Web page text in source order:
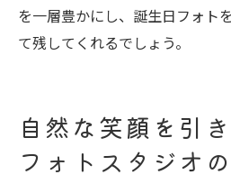
を一層豊かにし、誕生日フォト
て残してくれるでしょう。
自然な笑顔を引
フォトスタジオ